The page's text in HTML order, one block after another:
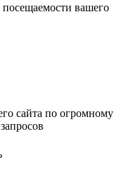
вашего
сайта по огромному